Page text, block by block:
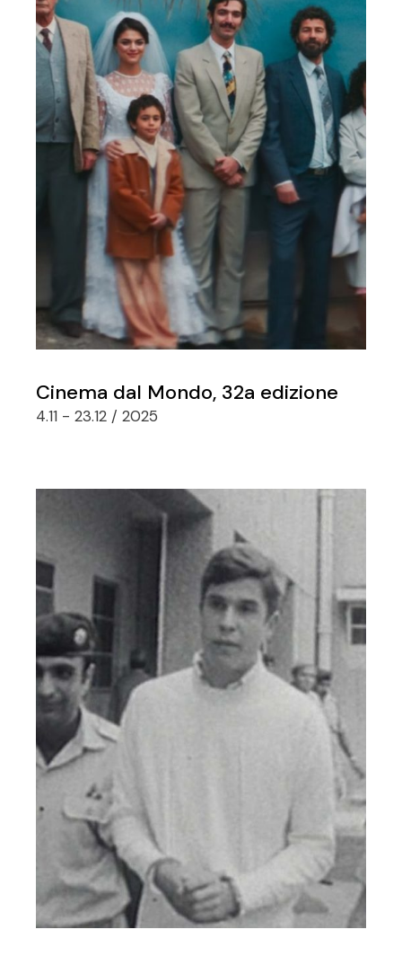
Cinema dal Mondo, 32a edizione
4.11 - 23.12 / 2025